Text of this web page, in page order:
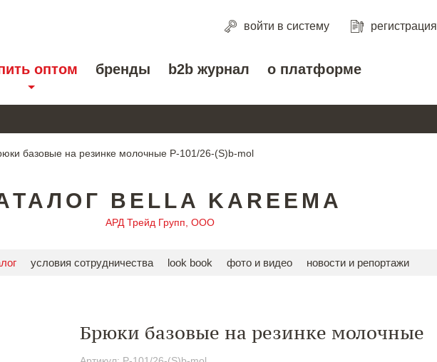
войти в систему регистрация
оптом бренды b2b журнал о платформе
базовые на резинке молочные P-101/26-(S)b-mol
BELLA KAREEMA
АРД Трейд Групп, ООО
условия сотрудничества look book фото и видео новости и репортажи
Брюки базовые на резинке молочные